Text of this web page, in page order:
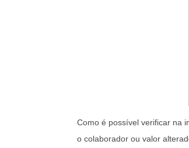
Como é possível verificar na
o colaborador ou valor